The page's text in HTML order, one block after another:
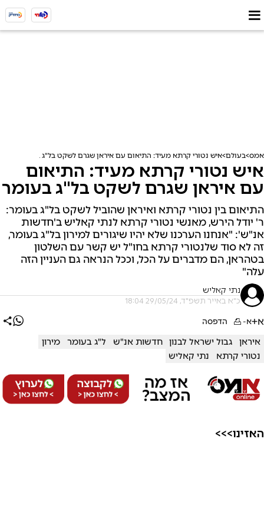
אמס בעולם איש נטורי קרתא מעיד: התיאום עם איראן שגרם לשקט בל"ג בעומר
איש נטורי קרתא מעיד: התיאום
עם איראן שגרם לשקט בל"ג בעומר
התיאום בין נטורי קרתא ואיראן שהוביל לשקט בל"ג בעומר:
ר' יודל הירש, מאנשי נטורי קרתא לנתי קאליש ב'חדשות
אנ"ש': "אנחנו הערכנו שלא יהיו שיגורים למירון בל"ג בעומר,
זה לא סוד שלנטורי קרתא בחו"ל יש קשר עם השלטון
בטהראן, הם מדברים על הכל, וככל הנראה גם העניין הזה
עלה"
נתי קאליש
כ"א באייר תשפ"ד, 29/05/24 18:04
א+א- הדפסה
איראן גבול ישראל לבנון חדשות אנ"ש ל"ג בעומר
מירון
נטורי קרתא
נתי קאליש
האזינו>>>